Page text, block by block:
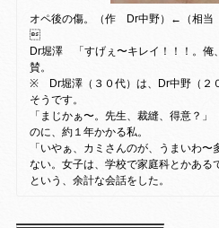
オペ後の傷。（作 Dr中野）←（相当

Dr堀澤 「すげぇ〜キレイ！！！。俺
賛。
※ Dr堀澤（３０代）は、Dr中野（２
そうです。
「まじかぁ〜。先生、裁縫、得意？
のに、約１年かかる私。
「いやぁ、カミさんのが、うまいわ
ない。女子は、学校で家庭科とかある
という、余計な会話をした。